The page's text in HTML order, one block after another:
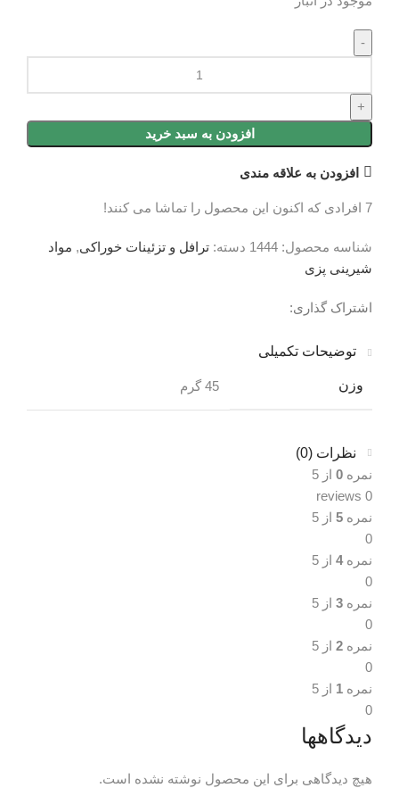
افزودن به سبد خرید
افزودن به علاقه مندی
7 افرادی که اکنون این محصول را تماشا می کنند!
شناسه محصول: 1444 دسته: ترافل و تزئینات خوراکی, مواد
شیرینی پزی
اشتراک گذاری:
توضیحات تکمیلی
وزن 45 گرم
نظرات (0)
نمره 0 از 5
0 reviews
نمره 5 از 5
0
نمره4 از 5
0
نمره 3 از 5
0
نمره 2 از 5
0
نمره 1 از 5
0
دیدگاهها
هیچ دیدگاهی برای این محصول نوشته نشده است.